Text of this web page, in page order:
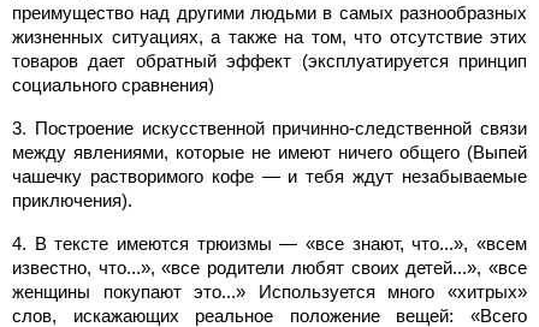
преимущество над другими людьми в самых разнообразных
жизненных ситуациях, а также на том, что отсутствие этих
товаров дает обратный эффект (эксплуатируется принцип
социального сравнения)
3. Построение искусственной причинно-следственной связи
между явлениями, которые не имеют ничего общего (Выпей
чашечку растворимого кофе — и тебя ждут незабываемые
приключения).
4. В тексте имеются трюизмы — «все знают, что...», «всем
известно, что...», «все родители любят своих детей...», «все
женщины покупают это...» Используется много «хитрых»
слов, искажающих реальное положение вещей: «Всего